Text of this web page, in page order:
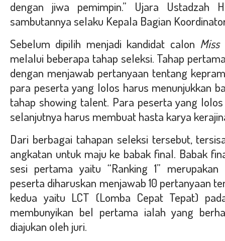
dengan jiwa pemimpin.” Ujara Ustadzah
sambutannya selaku Kepala Bagian
Sebelum dipilih menjadi kandidat calon Miss
melalui beberapa tahap seleksi. Tahap
dengan menjawab pertanyaan tentang
para peserta yang lolos harus menunjukkan
tahap showing talent. Para peserta yang
selanjutnya harus membuat hasta karya
Dari berbagai tahapan seleksi tersebut,
angkatan untuk maju ke babak final. Babak
sesi pertama yaitu “Ranking 1”
peserta diharuskan menjawab 10 pertanyaan
kedua yaitu LCT (Lomba Cepat Tepat)
membunyikan bel pertama ialah yang
diajukan oleh juri.